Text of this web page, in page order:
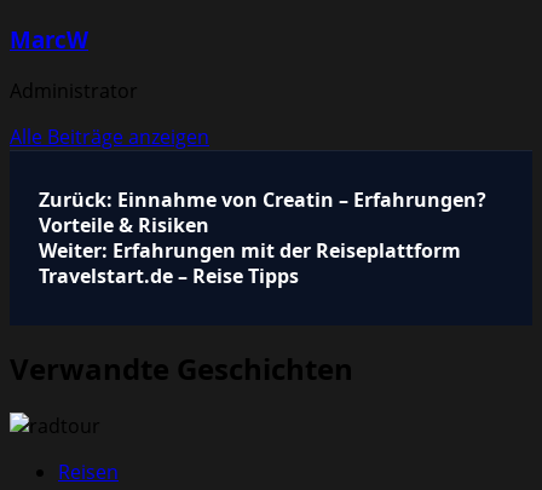
MarcW
Administrator
Alle Beiträge anzeigen
Beitragsnavigation
Zurück: Einnahme von Creatin – Erfahrungen?
Vorteile & Risiken
Weiter: Erfahrungen mit der Reiseplattform
Travelstart.de – Reise Tipps
Verwandte Geschichten
Reisen